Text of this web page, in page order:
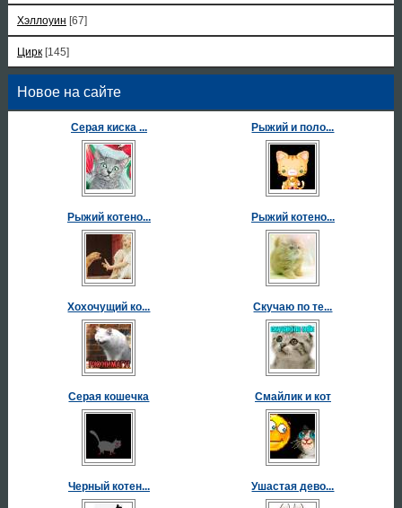
Хэллоуин [67]
Цирк [145]
Новое на сайте
Серая киска ... Рыжий и поло...
Рыжий котено... Рыжий котено...
Хохочущий ко... Скучаю по те...
Серая кошечка Смайлик и кот
Черный котен... Ушастая дево...